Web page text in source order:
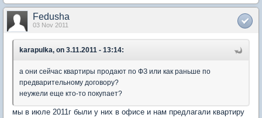
Fedusha
03 Nov 2011
karapulka, on 3.11.2011 - 13:14:
а они сейчас квартиры продают по ФЗ или как раньше по
предварительному договору?
неужели еще кто-то покупает?
мы в июле 2011г были у них в офисе и нам предлагали квартиру